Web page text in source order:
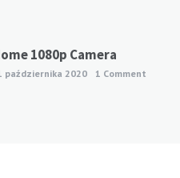
1080p Camera
października 2020
1 Comment